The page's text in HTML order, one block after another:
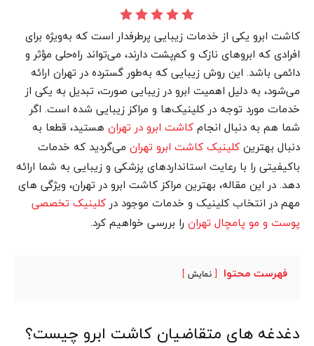
کاشت ابرو یکی از خدمات زیبایی پرطرفدار است که به‌ویژه برای
افرادی که ابروهای نازک و کم‌پشت دارند، می‌تواند راه‌حلی مؤثر و
دائمی باشد. این روش زیبایی که به‌طور گسترده در تهران ارائه
می‌شود، به دلیل اهمیت ابرو در زیبایی صورت، تبدیل به یکی از
خدمات مورد توجه در کلینیک‌ها و مراکز زیبایی شده است. اگر
شما هم به دنبال انجام کاشت ابرو در تهران هستید، قطعا به
دنبال بهترین کلینیک کاشت ابرو تهران می‌گردید که خدمات
باکیفیتی را با رعایت استانداردهای پزشکی و زیبایی به شما ارائه
دهد. در این مقاله، بهترین مراکز کاشت ابرو در تهران، ویژگی‌ های
مهم در انتخاب کلینیک و خدمات موجود در کلینیک تخصصی
پوست و مو پامچال تهران را بررسی خواهیم کرد.
فهرست محتوا نمایش
دغدغه‌ های متقاضیان کاشت ابرو چیست؟